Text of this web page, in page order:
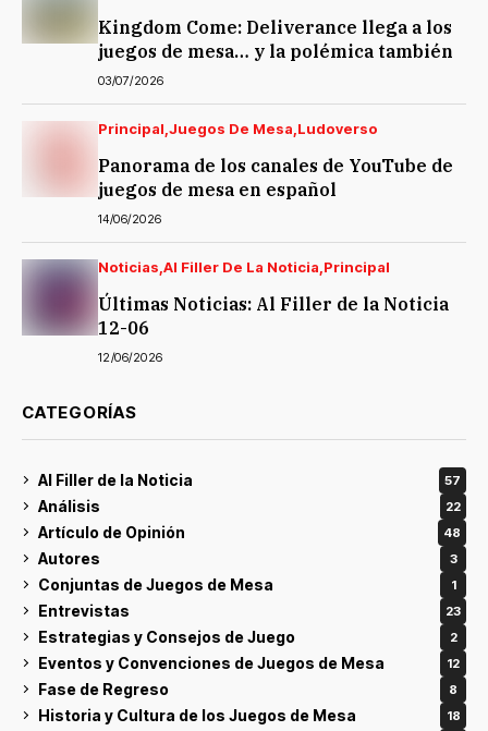
Kingdom Come: Deliverance llega a los
juegos de mesa… y la polémica también
03/07/2026
Principal Juegos De Mesa Ludoverso
Panorama de los canales de YouTube de
juegos de mesa en español
14/06/2026
Noticias Al Filler De La Noticia Principal
Últimas Noticias: Al Filler de la Noticia
12-06
12/06/2026
CATEGORÍAS
Al Filler de la Noticia 57
Análisis 22
Artículo de Opinión 48
Autores 3
Conjuntas de Juegos de Mesa 1
Entrevistas 23
Estrategias y Consejos de Juego 2
Eventos y Convenciones de Juegos de Mesa 12
Fase de Regreso 8
Historia y Cultura de los Juegos de Mesa 18